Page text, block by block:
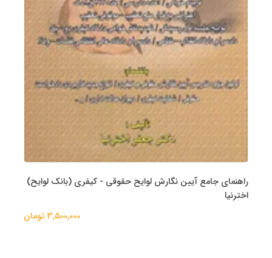
راهنمای جامع آیین نگارش لوایح حقوقی - کیفری (بانک لوایح)
اخترنیا
3,500,000 تومان